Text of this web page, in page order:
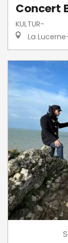
Concert
KULTUR-
La